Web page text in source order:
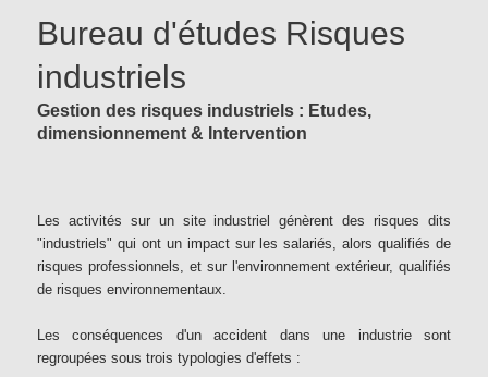
Bureau d'études Risques
industriels
Gestion des risques industriels : Etudes,
dimensionnement & Intervention
Les activités sur un site industriel génèrent des risques dits
"industriels" qui ont un impact sur les salariés, alors qualifiés de
risques professionnels, et sur l'environnement extérieur, qualifiés
de risques environnementaux.
Les conséquences d'un accident dans une industrie sont
regroupées sous trois typologies d'effets :